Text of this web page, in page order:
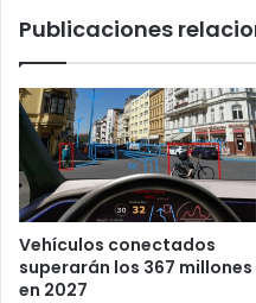
Publicaciones
Vehículos conectados
superarán los 367 millones
en 2027